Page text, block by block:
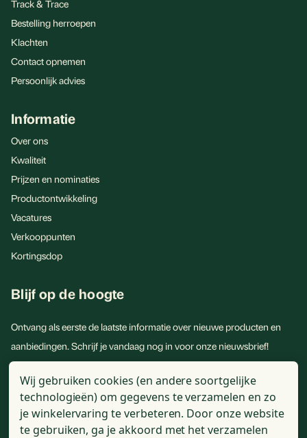
Track & Trace
Bestelling herroepen
Klachten
Contact opnemen
Persoonlijk advies
Informatie
Over ons
Kwaliteit
Prijzen en nominaties
Productontwikkeling
Vacatures
Verkooppunten
Kortingsdop
Blijf op de hoogte
Ontvang als eerste de laatste informatie over nieuwe producten en
aanbiedingen. Schrijf je vandaag nog in voor onze nieuwsbrief!
E-
mailadres
Wij gebruiken cookies (en andere soortgelijke
technologieën) om gegevens te verzamelen en zo
je winkelervaring te verbeteren. Door onze website
te gebruiken, ga je akkoord met het verzamelen